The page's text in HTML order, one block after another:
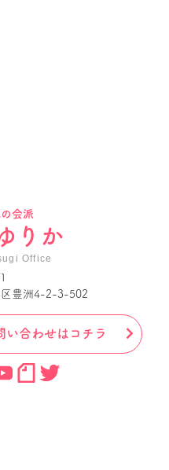
会派
りか
Office
区豊洲4-2-3-502
い合わせはコチラ